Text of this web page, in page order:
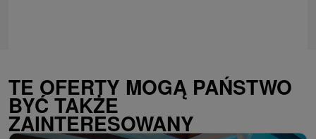
TE OFERTY MOGĄ PAŃSTWO
BYĆ TAKŻE
ZAINTERESOWANY